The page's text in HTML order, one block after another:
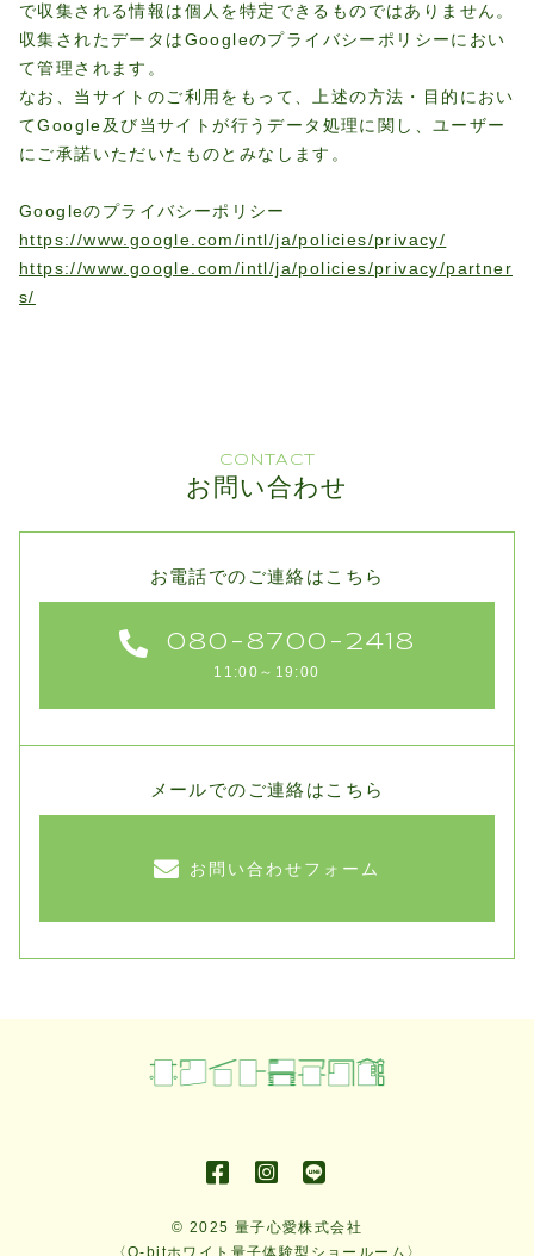
で収集される情報は個人を特定できるものではありません。
収集されたデータはGoogleのプライバシーポリシーにおい
て管理されます。
なお、当サイトのご利用をもって、上述の方法・目的におい
てGoogle及び当サイトが行うデータ処理に関し、ユーザー
にご承諾いただいたものとみなします。
Googleのプライバシーポリシー
https://www.google.com/intl/ja/policies/privacy/
https://www.google.com/intl/ja/policies/privacy/partner
s/
CONTACT
お問い合わせ
お電話でのご連絡はこちら
080-8700-2418
11:00～19:00
メールでのご連絡はこちら
お問い合わせフォーム
© 2025 量子心愛株式会社
〈Q-bitホワイト量子体験型ショールーム〉